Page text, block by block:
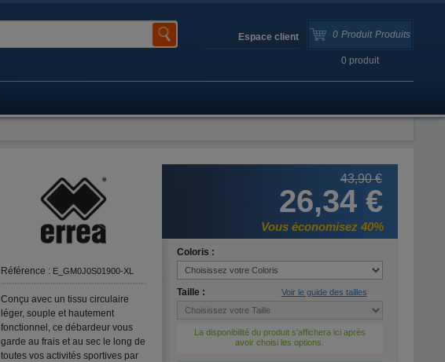
0 Produit Produits
0 produit
Espace client
Référence : E_GM0J0S01900-XL
Conçu avec un tissu circulaire
léger, souple et hautement
fonctionnel, ce débardeur vous
garde au frais et au sec le long de
toutes vos activités sportives par
43,90 €
26,34 €
Vous économisez 40%
Coloris :
Taille : Voir le guide des tailles
La disponibilité du produit s'affichera ici après
avoir choisi les options.